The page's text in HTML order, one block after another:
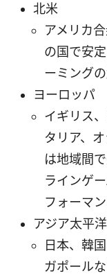
北米
アメリカ
の国で安
ーミング
ヨーロッパ
イギリス
タリア、
は地域間
ラインゲ
フォーマン
アジア太平洋
日本、韓
ガポール